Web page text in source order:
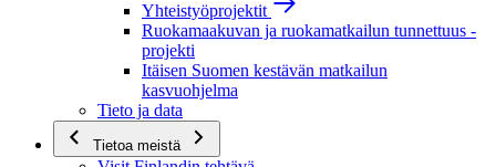
Yhteistyöprojektit
Ruokamaakuvan ja ruokamatkailun tunnettuus -
projekti
Itäisen Suomen kestävän matkailun
kasvuohjelma
Tieto ja data
Tietoa meistä